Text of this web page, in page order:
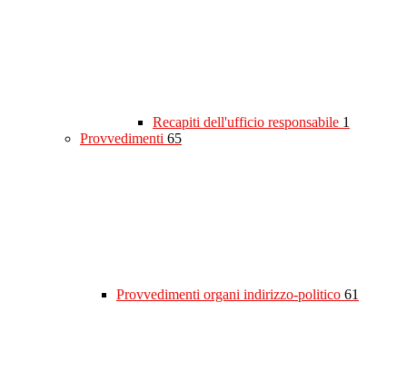
Recapiti dell'ufficio responsabile 1
Provvedimenti 65
Provvedimenti organi indirizzo-politico 61